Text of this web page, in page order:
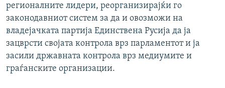
регионалните лидери, реорганизирајќи го
законодавниот систем за да и овозможи на
владејачката партија Единствена Русија да ја
зацврсти својата контрола врз парламентот и ја
засили државната контрола врз медиумите и
граѓанските организации.